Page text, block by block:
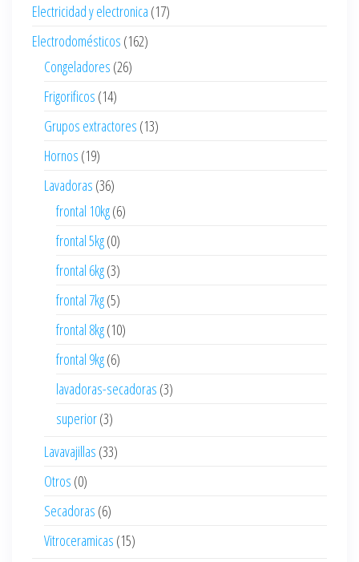
Electricidad y electronica (17)
Electrodomésticos (162)
Congeladores (26)
Frigorificos (14)
Grupos extractores (13)
Hornos (19)
Lavadoras (36)
frontal 10kg(6)
frontal 5kg(0)
frontal 6kg(3)
frontal 7kg(5)
frontal 8kg(10)
frontal 9kg(6)
lavadoras-secadoras (3)
superior(3)
Lavavajillas (33)
Otros (0)
Secadoras (6)
Vitroceramicas (15)